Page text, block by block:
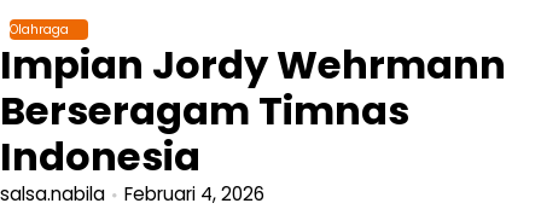
Olahraga
Impian Jordy Wehrmann
Berseragam Timnas
Indonesia
salsa.nabila Februari 4, 2026